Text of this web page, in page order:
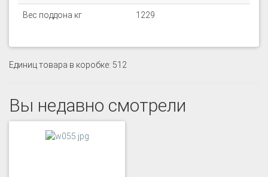
Вес поддона кг 1229
Единиц товара в коробке: 512
Вы недавно смотрели